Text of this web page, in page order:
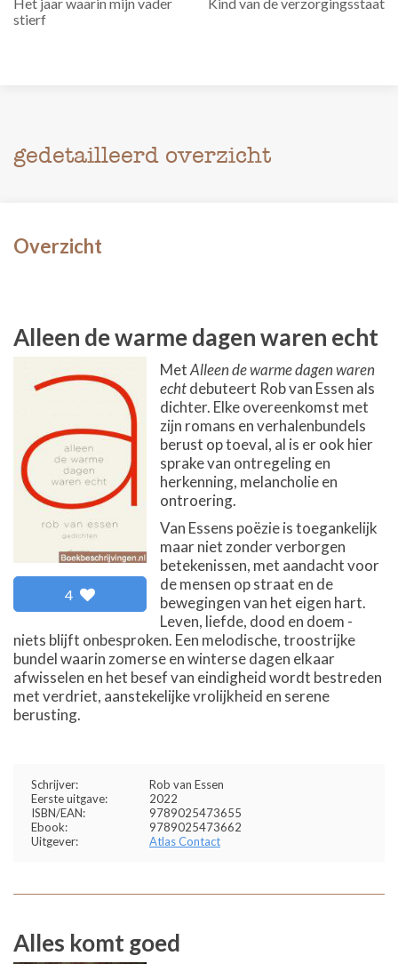
stierf
gedetailleerd overzicht
Overzicht
Alleen de warme dagen waren echt
4
MetAlleen de warme dagen waren
echtdebuteert Rob van Essen als
dichter. Elke overeenkomst met
zijn romans en verhalenbundels
berust op toeval, al is er ook hier
sprake van ontregeling en
herkenning, melancholie en
ontroering.
Van Essens poëzie is toegankelijk
maar niet zonder verborgen
betekenissen, met aandacht voor
de mensen op straat en de
bewegingen van het eigen hart.
Leven, liefde, dood en doem -
niets blijft onbesproken. Een melodische, troostrijke
bundel waarin zomerse en winterse dagen elkaar
afwisselen en het besef van eindigheid wordt bestreden
met verdriet, aanstekelijke vrolijkheid en serene
berusting.
Schrijver:
Rob van Essen
Eerste uitgave:
2022
ISBN/EAN:
9789025473655
Ebook:
9789025473662
Uitgever:
Atlas Contact
Alles komt goed